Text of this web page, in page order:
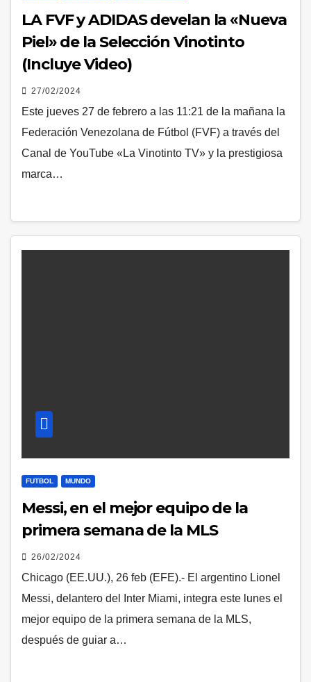
LA FVF y ADIDAS develan la «Nueva
Piel» de la Selección Vinotinto
(Incluye Video)
27/02/2024
Este jueves 27 de febrero a las 11:21 de la mañana la
Federación Venezolana de Fútbol (FVF) a través del
Canal de YouTube «La Vinotinto TV» y la prestigiosa
marca…
FUTBOL MUNDO
Messi, en el mejor equipo de la
primera semana de la MLS
26/02/2024
Chicago (EE.UU.), 26 feb (EFE).- El argentino Lionel
Messi, delantero del Inter Miami, integra este lunes el
mejor equipo de la primera semana de la MLS,
después de guiar a…